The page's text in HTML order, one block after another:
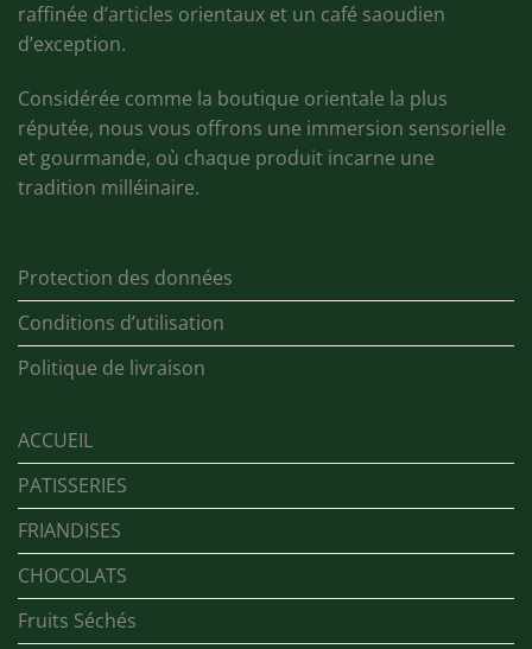
raffinée d’articles orientaux et un café saoudien
d’exception.
Considérée comme la boutique orientale la plus
réputée, nous vous offrons une immersion sensorielle
et gourmande, où chaque produit incarne une
tradition milléinaire.
Protection des données
Conditions d’utilisation
Politique de livraison
ACCUEIL
PATISSERIES
FRIANDISES
CHOCOLATS
Fruits Séchés